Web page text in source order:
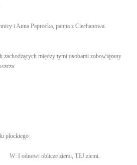
i Anna Paprocka, panna z Ciechanowa.
zachodzących między tymi osobami zobowiązany
płockiego:
I odnowi oblicze ziemi, TEJ ziemi.